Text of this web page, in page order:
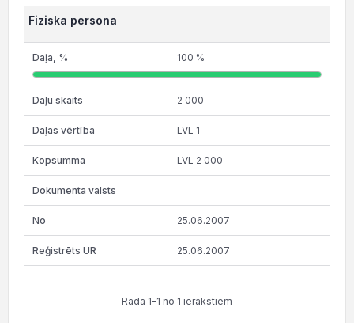
Fiziska persona
100 %
2 000
LVL 1
LVL 2 000
25.06.2007
25.06.2007
Rāda 1–1 no 1 ierakstiem